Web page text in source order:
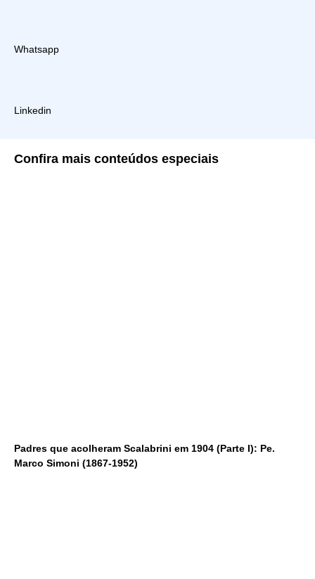
Whatsapp
Linkedin
Confira mais conteúdos especiais
Padres que acolheram Scalabrini em 1904 (Parte I): Pe.
Marco Simoni (1867-1952)